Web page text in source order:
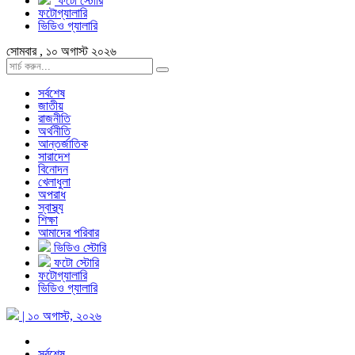
ফটোগ্যালারি
ভিডিও গ্যালারি
সোমবার , ১০ অগাস্ট ২০২৬
সর্বশেষ
জাতীয়
রাজনীতি
অর্থনীতি
আন্তর্জাতিক
সারাদেশ
বিনোদন
খেলাধুলা
অপরাধ
স্বাস্থ্য
শিক্ষা
আমাদের পরিবার
ভিডিও স্টোরি
ফটো স্টোরি
ফটোগ্যালারি
ভিডিও গ্যালারি
| ১০ অগাস্ট, ২০২৬